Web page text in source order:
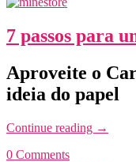
7 passos para
Aproveite o
ideia do papel
Continue reading →
0 Comments